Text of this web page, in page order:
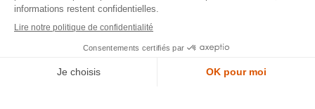
© 2007-2025 Silverstone Motor